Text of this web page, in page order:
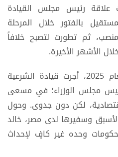
رئيس مجلس القيادة
بالفتور خلال المرحلة
ثم تطورت لتصبح خلافاً
الأشهر الأخيرة.
ومنذ العام 2014 وحتى العام 2025، أجرت قيادة الشرعية
لرئيس مجلس الوزراء؛ في مسعى
لكن دون جدوى. وحول
وسفيرها لدى مصر، خالد
وحده غير كافٍ لإحداث